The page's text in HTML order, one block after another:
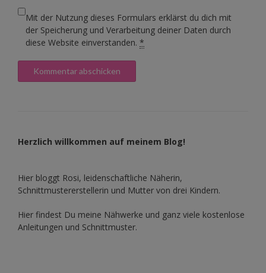
Mit der Nutzung dieses Formulars erklärst du dich mit
der Speicherung und Verarbeitung deiner Daten durch
diese Website einverstanden. *
Herzlich willkommen auf meinem Blog!
Hier bloggt Rosi, leidenschaftliche Näherin,
Schnittmustererstellerin und Mutter von drei Kindern.
Hier findest Du meine Nähwerke und ganz viele kostenlose
Anleitungen und Schnittmuster.